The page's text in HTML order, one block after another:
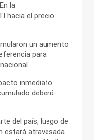
la
hacia el precio
un aumento
para
inmediato
deberá
del país, luego de
estará atravesada